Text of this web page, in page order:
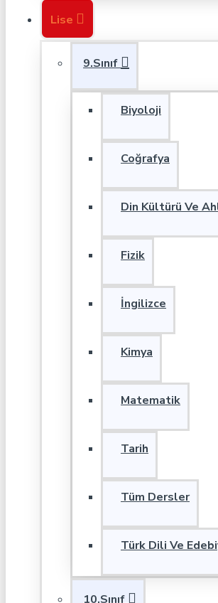
Lise
9.Sınıf
Biyoloji
Coğrafya
Din Kültürü Ve
Fizik
İngilizce
Kimya
Matematik
Tarih
Tüm Dersler
Türk Dili Ve
10.Sınıf